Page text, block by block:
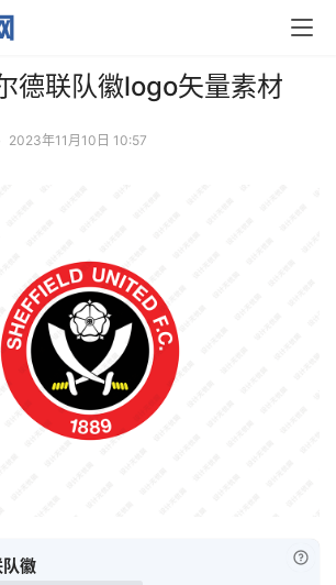
德联队徽logo矢量素材
2023年11月10日 10:57
徽